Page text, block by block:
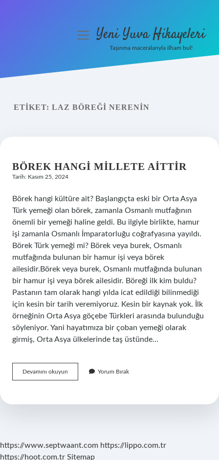
Yasal Uyarı
menüyüYeni Yuva Hikayeleri
Taşınma maceralarıyla ilham bul!
ETIKET: LAZ BÖREĞI NERENIN
BÖREK HANGI MILLETE AITTIR
Tarih: Kasım 25, 2024
Börek hangi kültüre ait? Başlangıçta eski bir Orta Asya
Türk yemeği olan börek, zamanla Osmanlı mutfağının
önemli bir yemeği haline geldi. Bu ilgiyle birlikte, hamur
işi zamanla Osmanlı İmparatorluğu coğrafyasına yayıldı.
Börek Türk yemeği mi? Börek veya burek, Osmanlı
mutfağında bulunan bir hamur işi veya börek
ailesidir.Börek veya burek, Osmanlı mutfağında bulunan
bir hamur işi veya börek ailesidir. Böreği ilk kim buldu?
Pastanın tam olarak hangi yılda icat edildiği bilinmediği
için kesin bir tarih veremiyoruz. Kesin bir kaynak yok. İlk
örneğinin Orta Asya göçebe Türkleri arasında bulunduğu
söyleniyor. Yani hayatımıza bir çoban yemeği olarak
girmiş, Orta Asya ülkelerinde taş üstünde…
Devamını okuyun
Hangi
Yorum Bırak
https://www.septwaant.com https://lippo.com.tr
https://hoot.com.tr Sitemap